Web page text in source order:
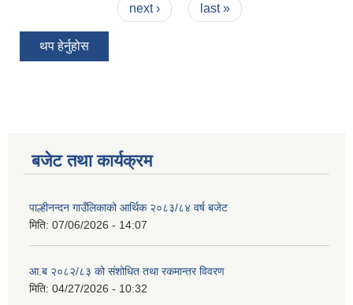
next ›
last »
थप हेर्नुहोस
बजेट तथा कार्यक्रम
पाल्हीनन्दन गाउँलिकाको आर्थिक २०८३/८४ वर्ष बजेट
मिति: 07/06/2026 - 14:07
आ.ब २०८२/८३ को संशोधित तथा रकमान्तर विवरण
मिति: 04/27/2026 - 10:32